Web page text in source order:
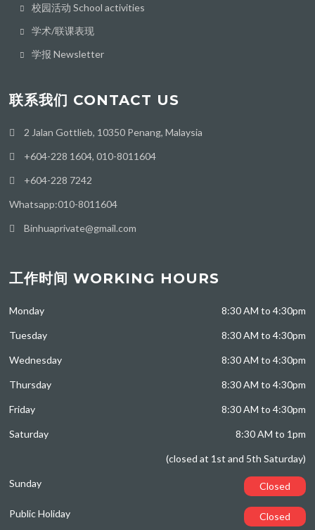
校园活动 School activities
学术/联课表现
学报 Newsletter
联系我们 CONTACT US
2 Jalan Gottlieb, 10350 Penang, Malaysia
+604-228 1604, 010-8011604
+604-228 7242
Whatsapp:010-8011604
Binhuaprivate@gmail.com
工作时间 WORKING HOURS
Monday 8:30 AM to 4:30pm
Tuesday 8:30 AM to 4:30pm
Wednesday 8:30 AM to 4:30pm
Thursday 8:30 AM to 4:30pm
Friday 8:30 AM to 4:30pm
Saturday 8:30 AM to 1pm
(closed at 1st and 5th Saturday)
Sunday Closed
Public Holiday Closed